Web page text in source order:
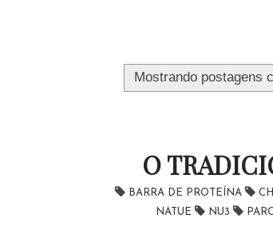
Mostrando postagens
O
BARRA DE PROTEÍNA
NATUE
NU3